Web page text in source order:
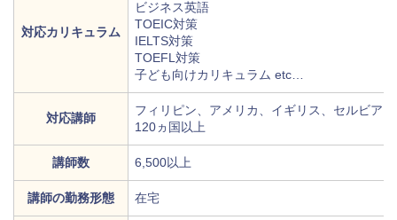
対応カリキュラム
ビジネス英語
TOEIC対策
IELTS対策
TOEFL対策
子ども向けカリキュラム etc…
対応講師
フィリピン、アメリカ、イギリス、セルビア
120ヵ国以上
講師数 6,500以上
講師の勤務形態 在宅